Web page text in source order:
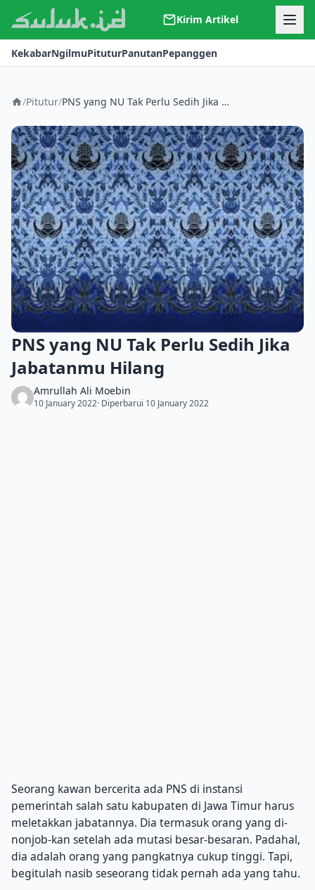
Kirim Artikel
Kerjasama
Kontak
KekabarNgilmuPituturPanutanPepanggen
/Pitutur/ PNS yang NU Tak Perlu Sedih Jika Jabatanmu Hilang
PNS yang NU Tak Perlu Sedih Jika
Jabatanmu Hilang
Amrullah Ali Moebin
10 January 2022· Diperbarui 10 January 2022
Seorang kawan bercerita ada PNS di instansi
pemerintah salah satu kabupaten di Jawa Timur harus
meletakkan jabatannya. Dia termasuk orang yang di-
nonjob-kan setelah ada mutasi besar-besaran. Padahal,
dia adalah orang yang pangkatnya cukup tinggi. Tapi,
begitulah nasib seseorang tidak pernah ada yang tahu.